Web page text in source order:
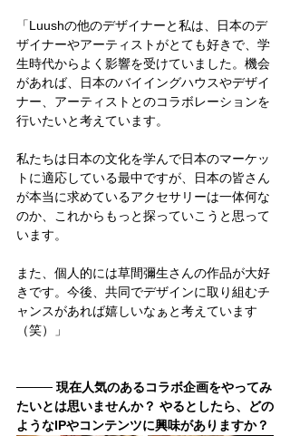
「Luushの他のデザイナーと私は、日本のデ
ザイナーやアーティストがとても好きで、学
生時代からよく影響を受けていました。機会
があれば、日本のバイイングハウスやデザイ
ナー、アーティストとのコラボレーションを
行いたいと考えています。
私たちは日本の文化を学んで日本のマーケッ
トに適応している最中ですが、日本の皆さん
が本当に求めているアクセサリーは一体何な
のか、これからもっと探っていこうと思って
います。
また、個人的には草間彌生さんの作品が大好
きです。今後、共同でデザインに取り組むチ
ャンスがあれば嬉しいなぁと考えています
（笑）」
──── 現在人気のあるコラボ企画をやってみ
たいとは思いませんか？ やるとしたら、どの
ようなIPやコンテンツに興味がありますか？